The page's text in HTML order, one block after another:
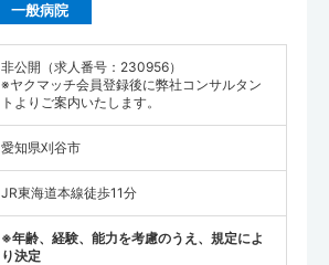
一般病院
非公開（求人番号：230956）
※ヤクマッチ会員登録後に弊社コンサルタン
トよりご案内いたします。
愛知県刈谷市
JR東海道本線徒歩11分
※年齢、経験、能力を考慮のうえ、規定によ
り決定